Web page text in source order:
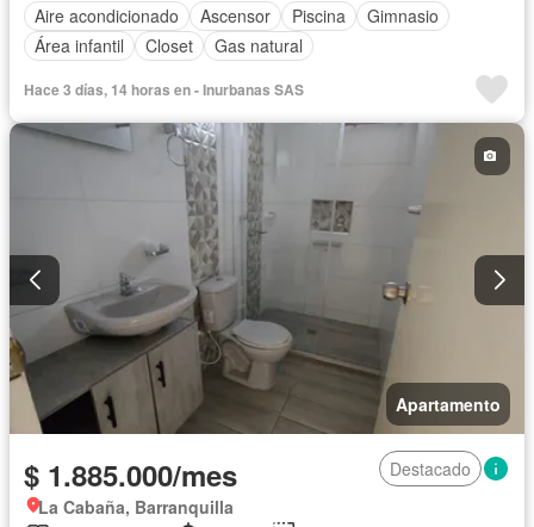
Aire acondicionado
Ascensor Piscina
Gimnasio
Área infantil
Closet Gas natural
Hace 3 días, 14 horas en - Inurbanas SAS
Apartamento
$ 1.885.000/mes
Destacado
La Cabaña, Barranquilla